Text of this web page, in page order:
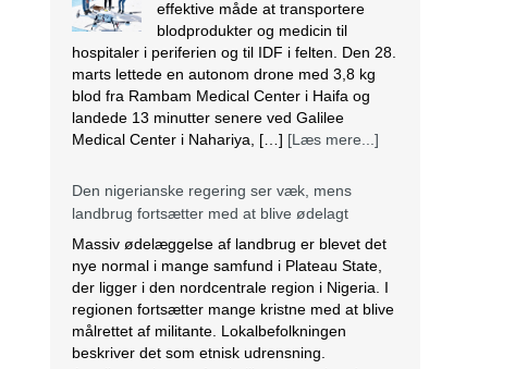
Den nigerianske regering ser væk, mens
landbrug fortsætter med at blive ødelagt
Massiv ødelæggelse af landbrug er blevet det
nye normal i mange samfund i Plateau State,
der ligger i den nordcentrale region i Nigeria. I
regionen fortsætter mange kristne med at blive
beskriver det som etnisk udrensning.
Angriberne bruger forskellige strategier, der
fødevarelagre og ødelæggelse […]
mere...]
Tre kristne mere anholdt i Indien
Sidste torsdag blev tre kristne fængslet, efter at